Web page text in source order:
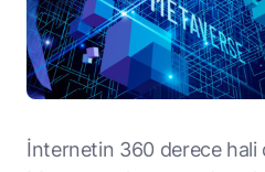
İnternetin 360 derece hali